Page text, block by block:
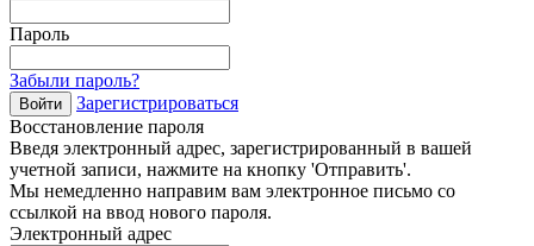
Пароль
Забыли пароль?
Войти
Зарегистрироваться
Восстановление пароля
Введя электронный адрес, зарегистрированный в вашей
учетной записи, нажмите на кнопку 'Отправить'.
Мы немедленно направим вам электронное письмо со
ссылкой на ввод нового пароля.
Электронный адрес